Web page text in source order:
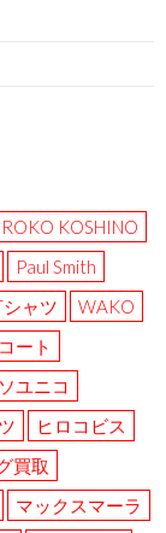
KOSHINO
Paul Smith
シャツ
WAKO
コート
ユニコ
ヒロコビス
買取
マックスマーラ